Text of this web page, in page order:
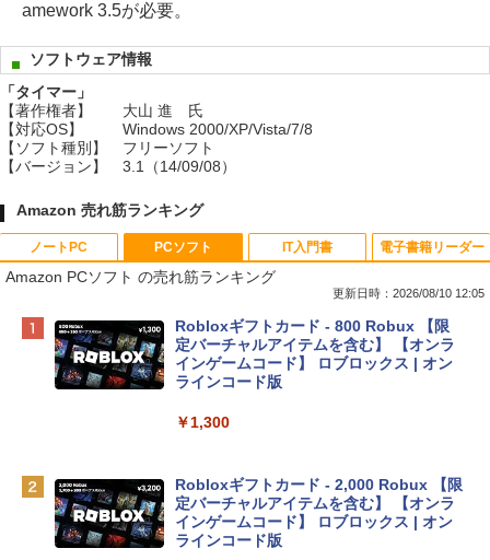
amework 3.5が必要。
ソフトウェア情報
「タイマー」
【著作権者】
大山 進 氏
【対応OS】
Windows 2000/XP/Vista/7/8
【ソフト種別】
フリーソフト
【バージョン】
3.1（14/09/08）
Amazon 売れ筋ランキング
ノートPC
Apple 2026 MacBook Neo A18 Proチッ
プ搭載13インチノートブック：AIとAppl
e Intelligenceのために設計、Liquid Ret
inaディスプレイ、8GBユニファイドメモ
eTime HDカメラ - インディゴ
tomtoc 360°保護 15.6 16インチ パソコ
ンケース Dell NEC Lavie ASUS HP dyna
PCソフト
Amazon PCソフト の売れ筋ランキング
更新日時：2026/08/10 12:05
Robloxギフトカード - 800 Robux 【限
定バーチャルアイテムを含む】 【オンラ
インゲームコード】 ロブロックス | オン
ラインコード版
￥1,300
Robloxギフトカード - 2,000 Robux 【限
定バーチャルアイテムを含む】 【オンラ
インゲームコード】 ロブロックス | オン
ラインコード版
IT入門書 電子書籍リーダー